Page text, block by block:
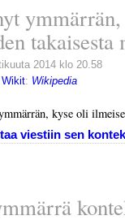
takaisesta
2014 klo 20.58
Wikit: Wikipedia
kyse oli
viestiin sen